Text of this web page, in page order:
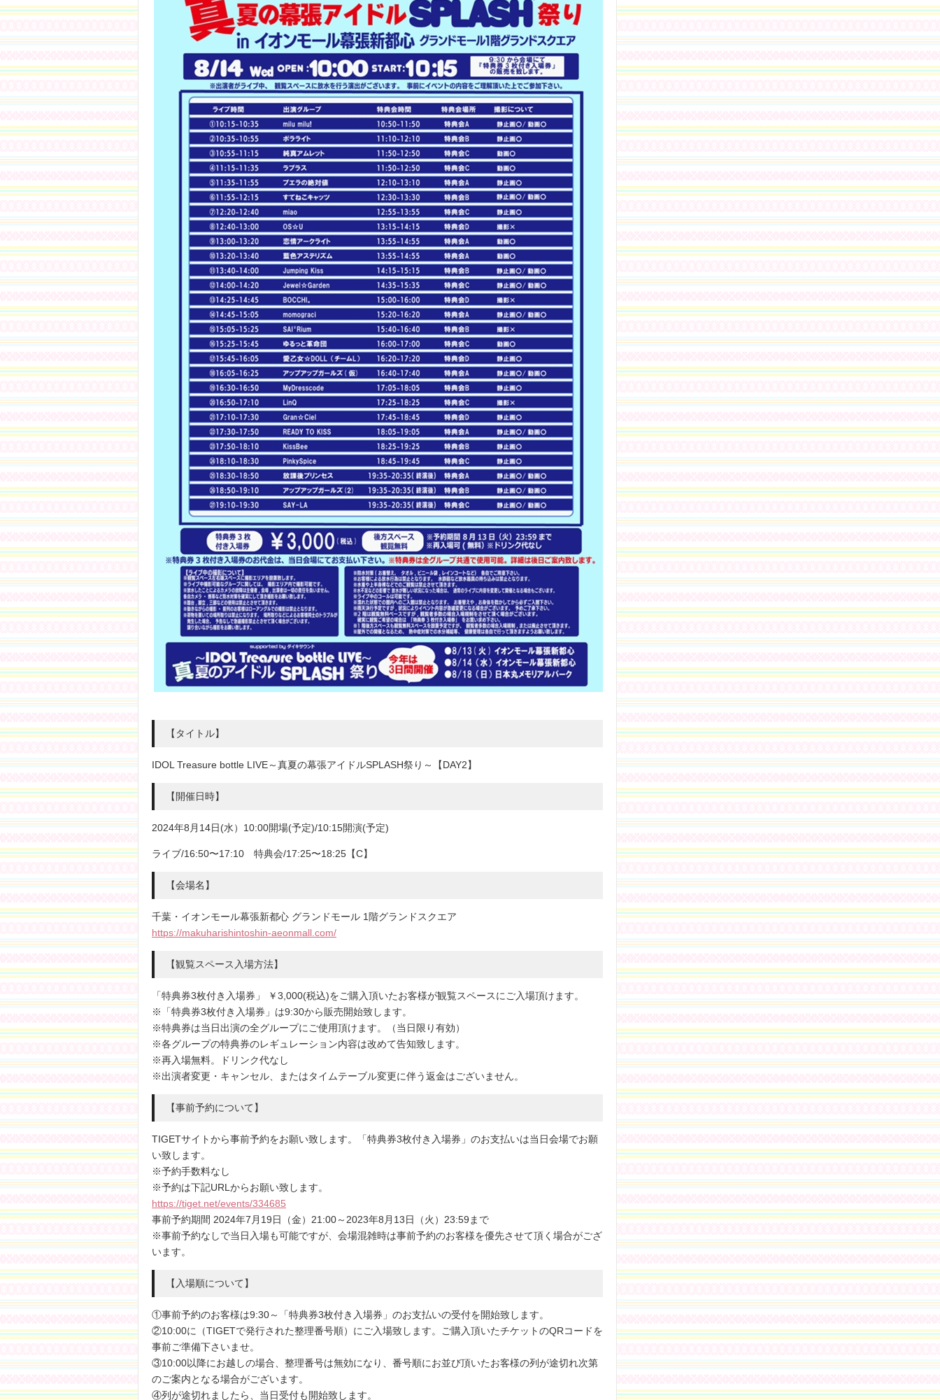
【タイトル】
IDOL Treasure bottle LIVE～真夏の幕張アイドルSPLASH祭り～【DAY2】
【開催日時】
2024年8月14日(水）10:00開場(予定)/10:15開演(予定)
ライブ/16:50〜17:10 特典会/17:25〜18:25【C】
【会場名】
千葉・イオンモール幕張新都心 グランドモール 1階グランドスクエア
https://makuharishintoshin-aeonmall.com/
【観覧スペース入場方法】
「特典券3枚付き入場券」 ￥3,000(税込)をご購入頂いたお客様が観覧スペースにご入場頂けます。
※「特典券3枚付き入場券」は9:30から販売開始致します。
※特典券は当日出演の全グループにご使用頂けます。（当日限り有効）
※各グループの特典券のレギュレーション内容は改めて告知致します。
※再入場無料。ドリンク代なし
※出演者変更・キャンセル、またはタイムテーブル変更に伴う返金はございません。
【事前予約について】
TIGETサイトから事前予約をお願い致します。「特典券3枚付き入場券」のお支払いは当日会場でお願
い致します。
※予約手数料なし
※予約は下記URLからお願い致します。
https://tiget.net/events/334685
事前予約期間 2024年7月19日（金）21:00～2023年8月13日（火）23:59まで
※事前予約なしで当日入場も可能ですが、会場混雑時は事前予約のお客様を優先させて頂く場合がござ
います。
【入場順について】
①事前予約のお客様は9:30～「特典券3枚付き入場券」のお支払いの受付を開始致します。
②10:00に（TIGETで発行された整理番号順）にご入場致します。ご購入頂いたチケットのQRコードを
事前ご準備下さいませ。
③10:00以降にお越しの場合、整理番号は無効になり、番号順にお並び頂いたお客様の列が途切れ次第
のご案内となる場合がございます。
④列が途切れましたら、当日受付も開始致します。